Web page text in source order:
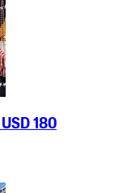
180